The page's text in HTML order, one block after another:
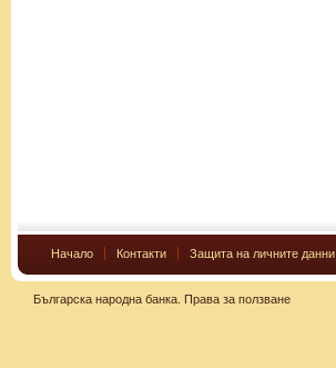
Начало Контакти Защита на личните данни
Българска народна банка. Права за ползване